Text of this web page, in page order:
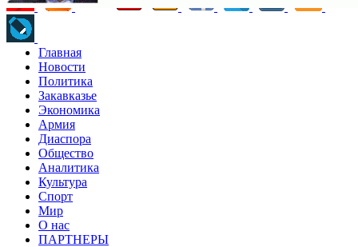
Главная
Новости
Политика
Закавказье
Экономика
Армия
Диаспора
Общество
Аналитика
Культура
Спорт
Мир
О нас
ПАРТНЕРЫ